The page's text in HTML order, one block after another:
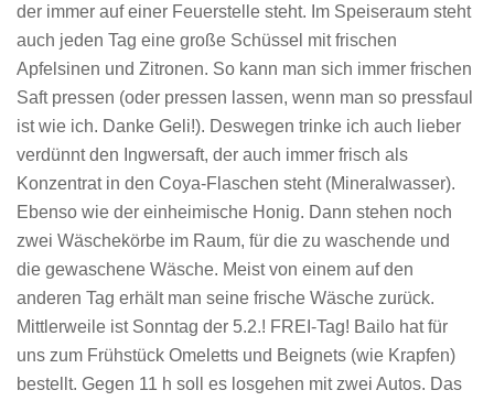
der immer auf einer Feuerstelle steht. Im Speiseraum steht
auch jeden Tag eine große Schüssel mit frischen
Apfelsinen und Zitronen. So kann man sich immer frischen
Saft pressen (oder pressen lassen, wenn man so pressfaul
ist wie ich. Danke Geli!). Deswegen trinke ich auch lieber
verdünnt den Ingwersaft, der auch immer frisch als
Konzentrat in den Coya-Flaschen steht (Mineralwasser).
Ebenso wie der einheimische Honig. Dann stehen noch
zwei Wäschekörbe im Raum, für die zu waschende und
die gewaschene Wäsche. Meist von einem auf den
anderen Tag erhält man seine frische Wäsche zurück.
Mittlerweile ist Sonntag der 5.2.! FREI-Tag! Bailo hat für
uns zum Frühstück Omeletts und Beignets (wie Krapfen)
bestellt. Gegen 11 h soll es losgehen mit zwei Autos. Das